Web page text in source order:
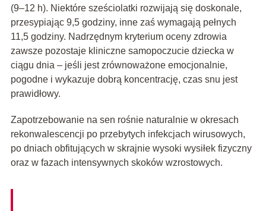
(9–12 h). Niektóre sześciolatki rozwijają się doskonale,
przesypiając 9,5 godziny, inne zaś wymagają pełnych
11,5 godziny. Nadrzędnym kryterium oceny zdrowia
zawsze pozostaje kliniczne samopoczucie dziecka w
ciągu dnia – jeśli jest zrównoważone emocjonalnie,
pogodne i wykazuje dobrą koncentrację, czas snu jest
prawidłowy.
Zapotrzebowanie na sen rośnie naturalnie w okresach
rekonwalescencji po przebytych infekcjach wirusowych,
po dniach obfitujących w skrajnie wysoki wysiłek fizyczny
oraz w fazach intensywnych skoków wzrostowych.